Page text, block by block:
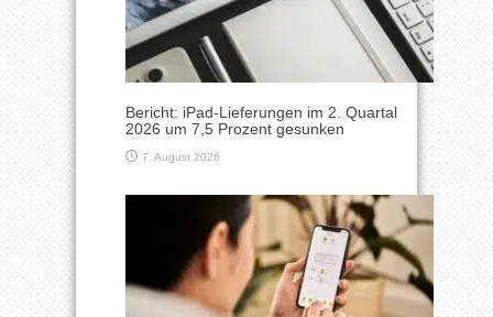
Bericht: iPad-Lieferungen im 2. Quartal
2026 um 7,5 Prozent gesunken
7. August 2026